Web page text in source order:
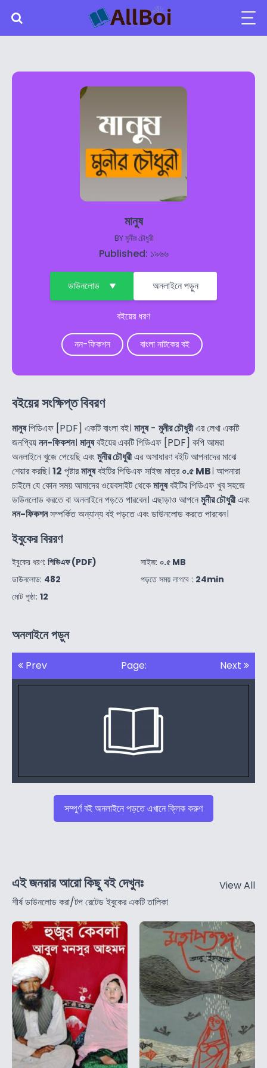
মানুষ
BYমুনীর চৌধুরী
Published: ১৯৬৬
ডাউনলোড অনলাইনে পড়ুন
বইয়ের ধরণ
নন-ফিকশন বাংলা নাটকের বই
বইয়ের সংক্ষিপ্ত বিবরণ
মানুষপিডিএফ [PDF] একটি বাংলা বই। মানুষ- মুনীর চৌধুরীএর লেখা একটি
জনপ্রিয়নন-ফিকশন। মানুষবইয়ের একটি পিডিএফ [PDF] কপি আমরা
অনলাইনে খুজে পেয়েছি এবংমুনীর চৌধুরীএর অসাধারণ বইটি আপনাদের মাঝে
শেয়ার করছি। 12 পৃষ্টারমানুষবইটির পিডিএফ সাইজ মাত্র০.৫ MB। আপনারা
চাইলে যে কোন সময় আমাদের ওয়েবসাইট থেকেমানুষবইটির পিডিএফ খুব সহজে
ডাউনলোড করতে বা অনলাইনে পড়তে পারবেন। এছাড়াও আপনেমুনীর চৌধুরীএবং
নন-ফিকশনসম্পর্কিত অন্যান্য বই পড়তে এবং ডাউনলোড করতে পারবেন।
ইবুকের বিররণ
ইবুকের ধরণ: পিডিএফ (PDF)
ডাউনলোড: 482
মোট পৃষ্ঠা: 12
সাইজ: ০.৫ MB
পড়তে সময় লাগবে : 24min
অনলাইনে পড়ুন
Prev Page: Next
সম্পুর্ণ বই অনলাইনে পড়তে এখানে ক্লিক করুণ
এই জনরার আরো কিছু বই দেখুনঃ
শীর্ষ ডাউনলোড করা/টপ রেটেড ইবুকের একটি তালিকা
View All